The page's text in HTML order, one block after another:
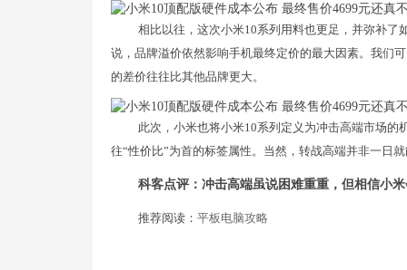
相比以往，这次小米10系列用料也更足，并弥补
说，品牌溢价依然影响手机最终定价的最大因素。我们
的差价往往比其他品牌更大。
此次，小米也将小米10系列定义为冲击高端市场
往“性价比”为首的标签属性。当然，转战高端并非一日
科客点评：冲击高端虽说困难重重，但相信小
推荐阅读： 平板电脑攻略